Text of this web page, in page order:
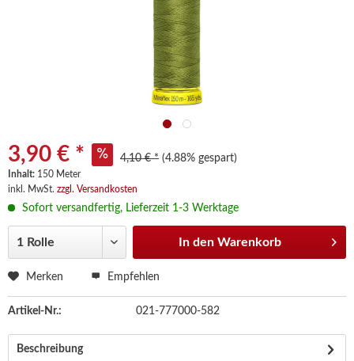
3,90 € * 4,10 € * (4.88% gespart)
Inhalt: 150 Meter
inkl. MwSt. zzgl. Versandkosten
Sofort versandfertig, Lieferzeit 1-3 Werktage
In den Warenkorb
Merken Empfehlen
Artikel-Nr.: 021-777000-582
Beschreibung